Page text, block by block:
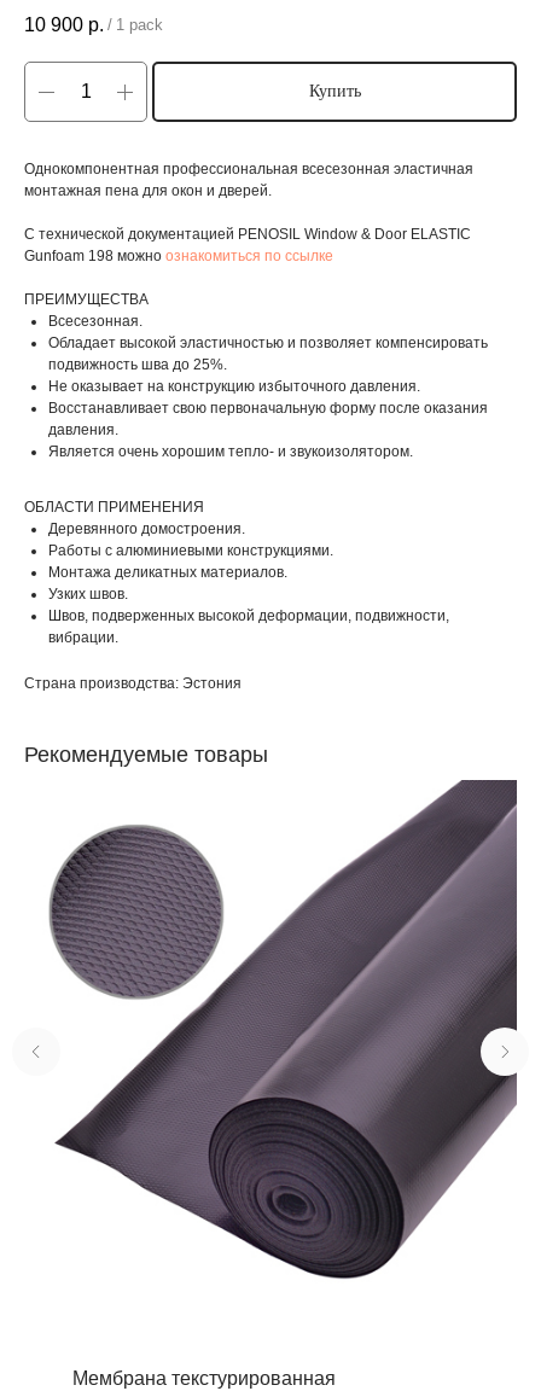
10 900 р. / 1 pack
Купить
Однокомпонентная профессиональная всесезонная эластичная
монтажная пена для окон и дверей.
С технической документацией PENOSIL Window & Door ELASTIC
Gunfoam 198 можно ознакомиться по ссылке
ПРЕИМУЩЕСТВА
Всесезонная.
Обладает высокой эластичностью и позволяет компенсировать
подвижность шва до 25%.
Не оказывает на конструкцию избыточного давления.
Восстанавливает свою первоначальную форму после оказания
давления.
Является очень хорошим тепло- и звукоизолятором.
ОБЛАСТИ ПРИМЕНЕНИЯ
Деревянного домостроения.
Работы с алюминиевыми конструкциями.
Монтажа деликатных материалов.
Узких швов.
Швов, подверженных высокой деформации, подвижности,
вибрации.
Страна производства: Эстония
Рекомендуемые товары
Мембрана текстурированная